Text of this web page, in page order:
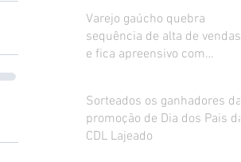
Varejo gaúcho quebra
sequência de alta de vendas
e fica apreensivo com
Sorteados os ganhadores da
promoção de Dia dos Pais da
CDL Lajeado